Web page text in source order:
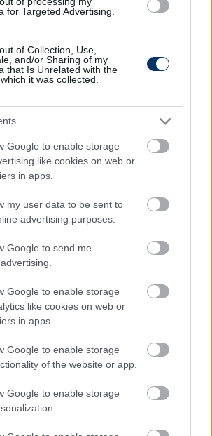
for Targeted Advertising.
of Collection, Use,
and/or Sharing of my
that Is Unrelated with the
it was collected.
Google to enable storage
like cookies on web or
in apps.
my user data to be sent to
advertising purposes.
Google to send me
Google to enable storage
like cookies on web or
in apps.
Google to enable storage
of the website or app.
Google to enable storage
es válogatott skóciai
"Ez volt ennek a
az eddigi legrosszabb
a péntekinél sokkal
teljesítmény kell a belgák ellen.
be, hogy a Csakfoci az elsők
a Google-találatokban
Tetszett a cikk? Megosztanád?
Email küldés